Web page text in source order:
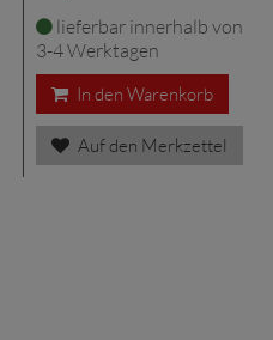
lieferbar innerhalb von
3-4 Werktagen
In den Warenkorb
Auf den Merkzettel